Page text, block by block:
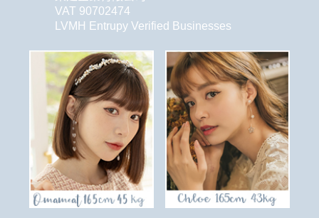
VAT 90702474
LVMH Entrupy Verified Businesses